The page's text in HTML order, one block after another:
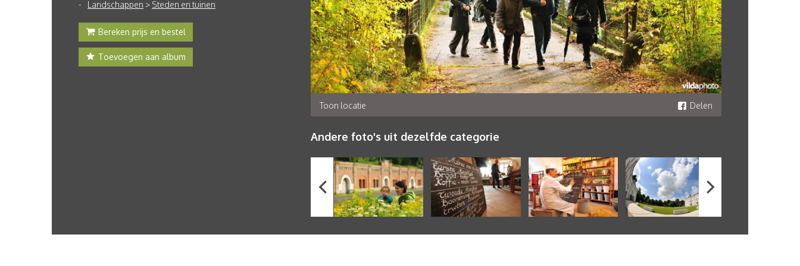
Landschappen > Steden en tuinen
Bereken prijs en bestel
Toevoegen aan album
Toon locatie Delen
Andere foto's uit dezelfde categorie